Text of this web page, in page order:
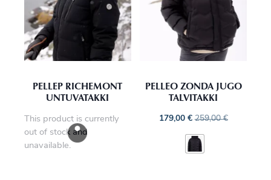
PELLEP RICHEMONT
UNTUVATAKKI
This product is currently
out of stock and
unavailable.
PELLEO ZONDA JUGO
TALVITAKKI
179,00 € 259,00€